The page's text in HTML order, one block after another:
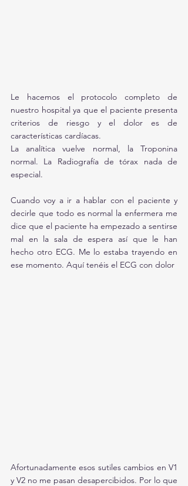
Le hacemos el protocolo completo de
nuestro hospital ya que el paciente presenta
criterios de riesgo y el dolor es de
características cardíacas.
La analítica vuelve normal, la Troponina
normal. La Radiografía de tórax nada de
especial.
Cuando voy a ir a hablar con el paciente y
decirle que todo es normal la enfermera me
dice que el paciente ha empezado a sentirse
mal en la sala de espera así que le han
hecho otro ECG. Me lo estaba trayendo en
ese momento. Aquí tenéis el ECG con dolor
Afortunadamente esos sutiles cambios en V1
y V2 no me pasan desapercibidos. Por lo que